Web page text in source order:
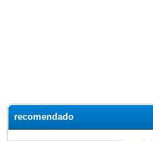
recomendado